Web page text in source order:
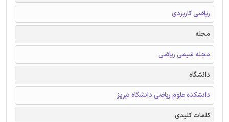
ریاضی کاربردی
مجله
مجله شیمی ریاضی
دانشگاه
دانشکده علوم ریاضی دانشگاه تبریز
کلمات کلیدی